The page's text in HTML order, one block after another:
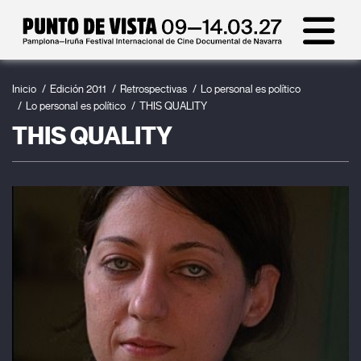
Inicio Edición 2011 Retrospectivas
Lo personal es político
Lo personal es político
THIS QUALITY
THIS QUALITY